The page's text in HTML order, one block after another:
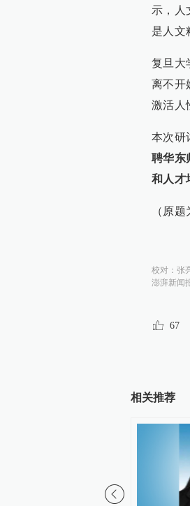
示，人
是人文
复旦大
离不开
激活人
本次研
聘华东
和人才
（原
校对： 张
澎湃新闻
67
相关推荐